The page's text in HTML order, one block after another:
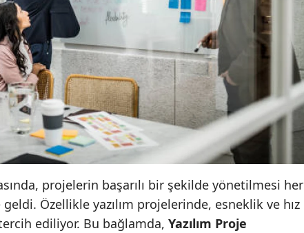
Bursa
Çanakkale
Çankırı
Çorum
Denizli
Diyarbakır
Edirne
Elazığ
projelerin başarılı bir şekilde yönetilmesi her
Özellikle yazılım projelerinde, esneklik ve hız
ediliyor. Bu bağlamda, Yazılım Proje